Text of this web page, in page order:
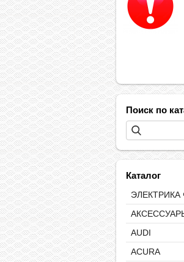
Поиск по
Каталог
AUDI
ACURA